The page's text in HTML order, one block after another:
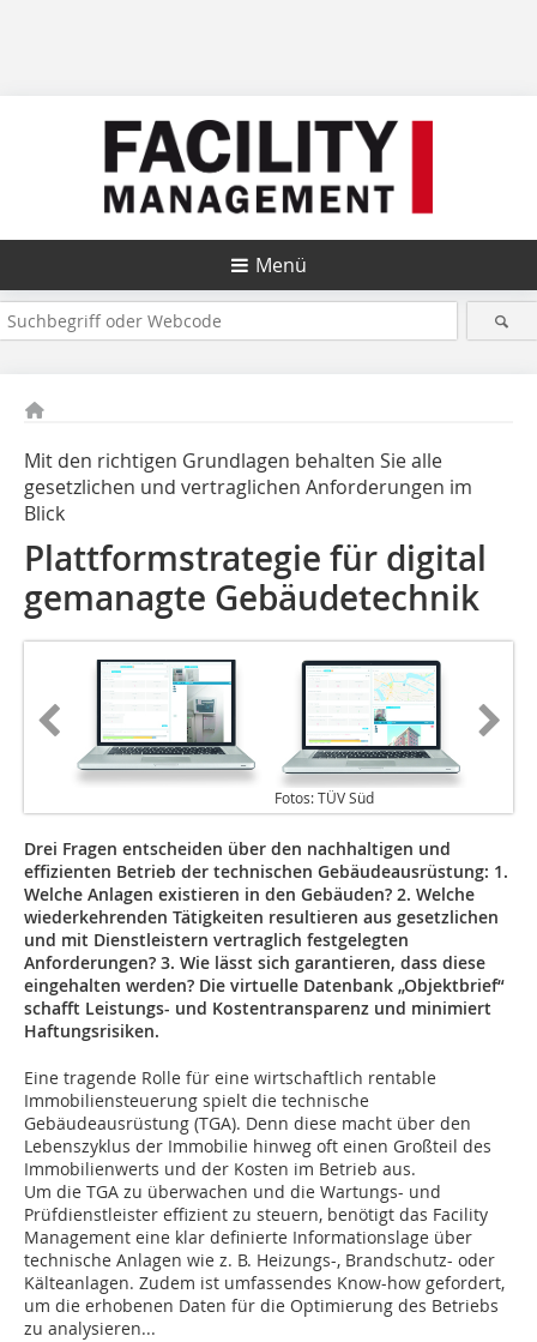
Menü
Mit den richtigen Grundlagen behalten Sie alle
gesetzlichen und vertraglichen Anforderungen im
Blick
Plattformstrategie für digital
gemanagte Gebäudetechnik
Fotos: TÜV Süd
Drei Fragen entscheiden über den nachhaltigen und
effizienten Betrieb der technischen Gebäudeausrüstung: 1.
Welche Anlagen existieren in den Gebäuden? 2. Welche
wiederkehrenden Tätigkeiten resultieren aus gesetzlichen
und mit Dienstleistern vertraglich festgelegten
Anforderungen? 3. Wie lässt sich garantieren, dass ­diese
eingehalten werden? Die virtuelle Datenbank „Objektbrief“
schafft Leistungs- und Kostentransparenz und ­minimiert
Haftungsrisiken.
Eine tragende Rolle für eine wirtschaftlich rentable
Immobiliensteuerung spielt die technische
Gebäudeausrüstung (TGA). Denn diese macht über den
Lebenszyklus der Immobilie hinweg oft einen Großteil des
Immobilienwerts und der Kosten im Betrieb aus.
Um die TGA zu überwachen und die Wartungs- und
Prüfdienstleister effizient zu steuern, benötigt das Facility
Management eine klar definierte Informations­lage über
technische Anlagen wie z. B. Heizungs-, Brandschutz- oder
Kälteanlagen. Zudem ist umfassendes Know-how gefordert,
um die erhobenen Daten für die Optimierung des Betriebs
zu analysieren...